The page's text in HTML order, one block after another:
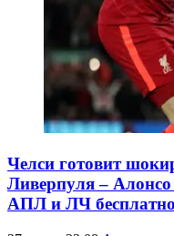
Челси готовит
Ливерпуля – Алонсо
АПЛ и ЛЧ бесплатно